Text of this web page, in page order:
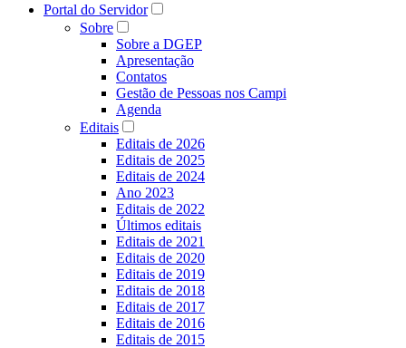
Portal do Servidor
Sobre
Sobre a DGEP
Apresentação
Contatos
Gestão de Pessoas nos Campi
Agenda
Editais
Editais de 2026
Editais de 2025
Editais de 2024
Ano 2023
Editais de 2022
Últimos editais
Editais de 2021
Editais de 2020
Editais de 2019
Editais de 2018
Editais de 2017
Editais de 2016
Editais de 2015